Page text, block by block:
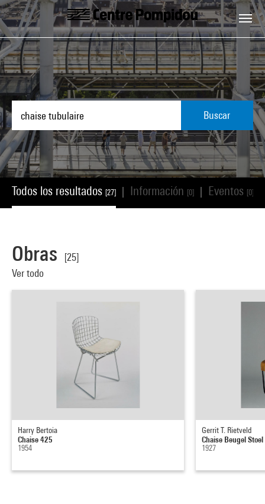
Skip to main content
Centre Pompidou
Buscar
Todos los resultados [27] Información [0] Eventos [0]
Obras
[25]
Ver todo
Harry Bertoia
Chaise 425
1954
Gerrit T. Rietveld
Chaise Beugel Stoel
1927